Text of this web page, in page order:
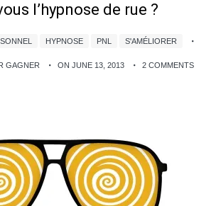
l’hypnose de rue ?
HYPNOSE PNL S'AMÉLIORER
GAGNER ON JUNE 13, 2013 2 COMMENTS